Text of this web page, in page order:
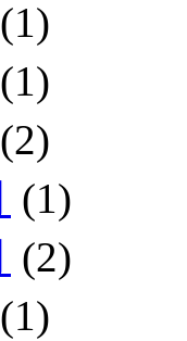
(1)
(1)
(2)
(1)
(2)
(1)